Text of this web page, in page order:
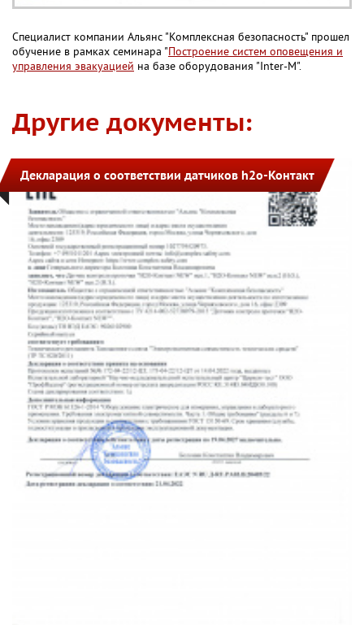
Специалист компании Альянс "Комплексная безопасность" прошел
обучение в рамках семинара "Построение систем оповещения и
управления эвакуацией на базе оборудования "Inter-M".
Другие документы:
Декларация о соответствии датчиков h2o-Контакт